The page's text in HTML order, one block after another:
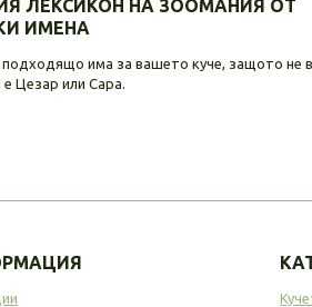
ЛЕКСИКОН НА ЗООМАНИЯ ОТ
ИМЕНА
има за вашето куче, защото не
Цезар или Сара.